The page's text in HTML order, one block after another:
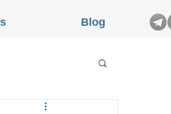
Blog